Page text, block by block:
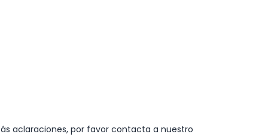
aclaraciones, por favor contacta a nuestro